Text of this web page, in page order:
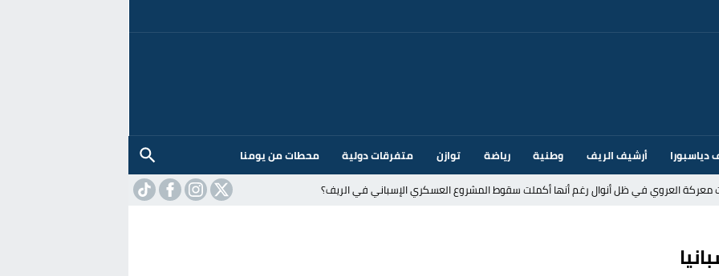
دياسبورا أرشيف الريف وطنية رياضة توازن متفرقات دولية
محطات من يومنا
معركة العروي في ظل أنوال رغم أنها أكملت سقوط المشروع العسكري الإسباني في الريف؟
بسبب الضوابط الحدودية في فضاء شنغن